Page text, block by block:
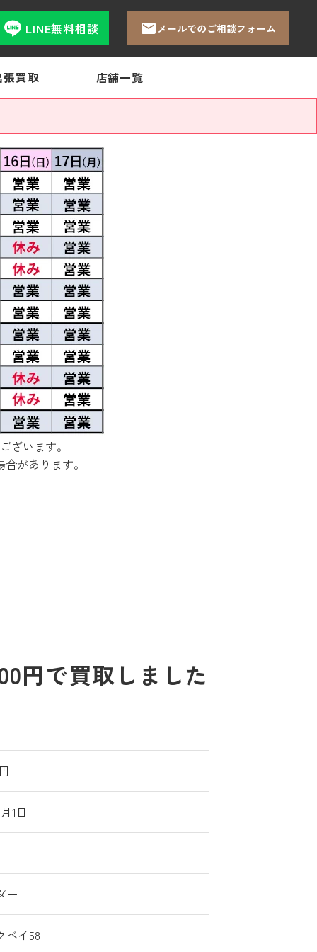
LINE無料相談 メールでのご相談フォーム
張買取 店舗一覧
ざいます。
があります。
円で買取しました
1日
ー
ベイ58